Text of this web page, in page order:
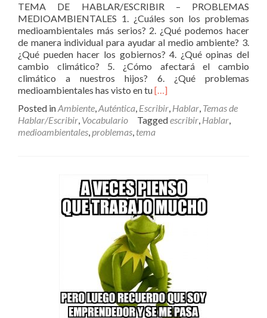
TEMA DE HABLAR/ESCRIBIR – PROBLEMAS
MEDIOAMBIENTALES 1. ¿Cuáles son los problemas
medioambientales más serios? 2. ¿Qué podemos hacer
de manera individual para ayudar al medio ambiente? 3.
¿Qué pueden hacer los gobiernos? 4. ¿Qué opinas del
cambio climático? 5. ¿Cómo afectará el cambio
climático a nuestros hijos? 6. ¿Qué problemas
medioambientales has visto en tuRead
about
TEMA
DE
MEDIOAMBIENTALES
[…]
Posted inAmbiente,Auténtica, Escribir, Hablar, Temas de
Hablar/Escribir, Vocabulario Taggedescribir, Hablar,
medioambientales,problemas, tema